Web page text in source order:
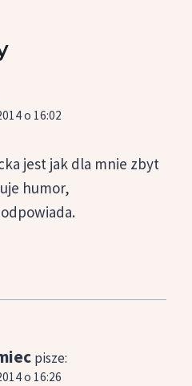
o 16:02
jest jak dla mnie zbyt
humor,
pisze:
o 16:26